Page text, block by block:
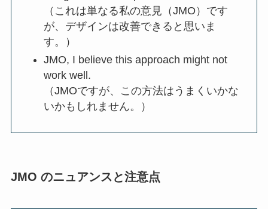
（これは単なる私の意見（JMO）です
が、デザインは改善できると思いま
す。）
JMO, I believe this approach might not
work well.
（JMOですが、この方法はうまくいかな
いかもしれません。）
JMO のニュアンスと注意点